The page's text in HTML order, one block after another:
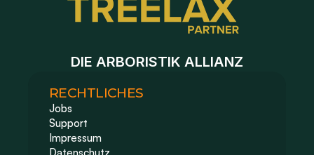
DIE ARBORISTIK ALLIANZ
RECHTLICHES
Jobs
Support
Impressum